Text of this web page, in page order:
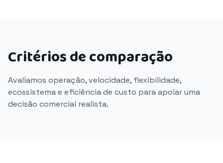
Critérios de comparação
Avaliamos operação, velocidade, flexibilidade,
ecossistema e eficiência de custo para apoiar uma
decisão comercial realista.